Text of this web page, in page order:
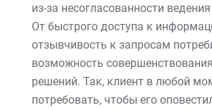
из-за несогласованности
От быстрого доступа к
отзывчивость к запросам
возможность
решений. Так, клиент в любой
потребовать, чтобы его